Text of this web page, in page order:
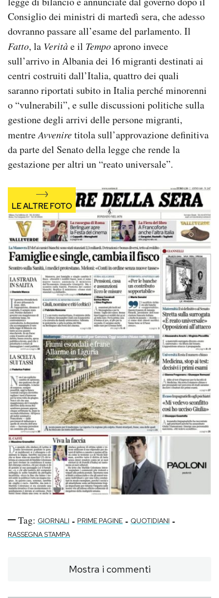
SHOP
CALENDARIO
AREA PERSONALE
Area Personale
Newsletter
Regala il Post
Hai bisogno di aiuto?
Esci
Consiglio dei ministri di martedì sera, che adesso
dovranno passare all’esame del parlamento. Il
Fatto, la Veritàe il Tempoaprono invece
sull’arrivo in Albania dei 16 migranti destinati ai
centri costruiti dall’Italia, quattro dei quali
saranno riportati subito in Italia perché minorenni
o “vulnerabili”, e sulle discussioni politiche sulla
gestione degli arrivi delle persone migranti,
mentreAvveniretitola sull’approvazione definitiva
da parte del Senato della legge che rende la
gestazione per altri un “reato universale”.
Tag: GIORNALI - PRIME PAGINE - QUOTIDIANI -
RASSEGNA STAMPA
Mostra i commenti